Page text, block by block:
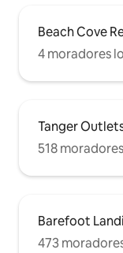
Beach Cove
4 moradores
Tanger
518
Barefoot
473